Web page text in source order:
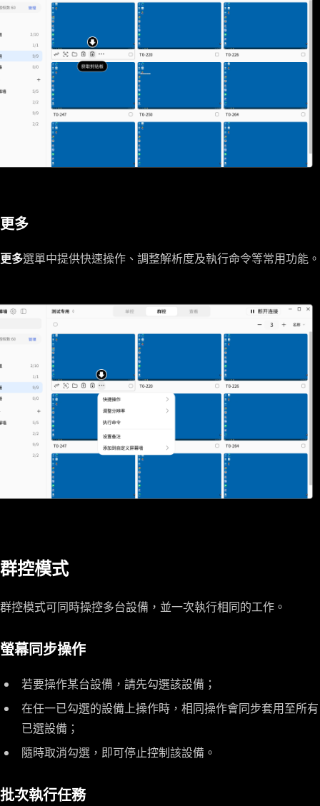
更多
更多選單中提供快速操作、調整解析度及執行命令等常用功能。
群控模式
群控模式可同時操控多台設備，並一次執行相同的工作。
螢幕同步操作
若要操作某台設備，請先勾選該設備；
在任一已勾選的設備上操作時，相同操作會同步套用至所有
已選設備；
隨時取消勾選，即可停止控制該設備。
批次執行任務